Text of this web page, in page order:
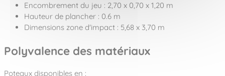
Encombrement du jeu : 2,70 x 0,70 x 1,20 m
Hauteur de plancher : 0.6 m
Dimensions zone d'impact : 5,68 x 3,70 m
Polyvalence des matériaux
Poteaux disponibles en :